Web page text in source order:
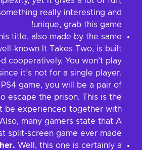
really interesting and
unique, grab this game!
title, also made by the same
known It Takes Two, is built
cooperatively. You won’t play
it’s not for a single player.
PS4 game, you will be a pair of
escape the prison. This is the
be experienced together with
many gamers state that A
split-screen game ever made;
Well, this one is certainly a